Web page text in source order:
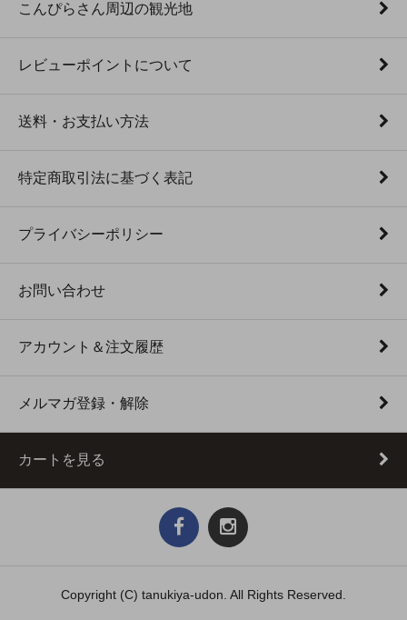
こんぴらさん周辺の観光地
レビューポイントについて
送料・お支払い方法
特定商取引法に基づく表記
プライバシーポリシー
お問い合わせ
アカウント＆注文履歴
メルマガ登録・解除
カートを見る
Copyright (C) tanukiya-udon. All Rights Reserved.